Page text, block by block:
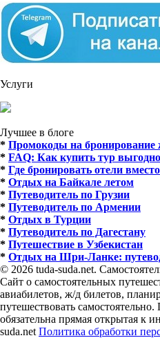
Услуги
Лучшее в блоге
* Промокоды на бронирование
* FAQ: Как купить тур выгодно
* Где бронировать отели
* Отдых на Байкале летом
* Путеводитель по Грузии
* Путеводитель по Армении
* Отдых в Турции
* Путеводитель по Дагестану
* Путешествие в Узбекистан
* Отдых на Шри-Ланке:
© 2026 tuda-suda.net.
Сайт о самостоятельных
авиабилетов, ж/д билетов,
путешествовать
обязательна прямая открытая к
suda.net Политика обработки